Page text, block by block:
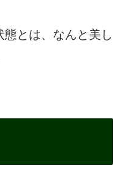
とは、なんと美し